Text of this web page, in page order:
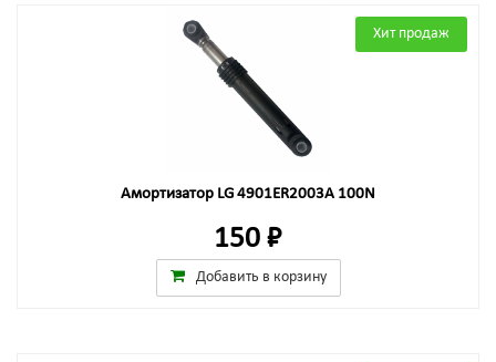
Хит продаж
Амортизатор LG 4901ER2003A 100N
150 ₽
Добавить в корзину